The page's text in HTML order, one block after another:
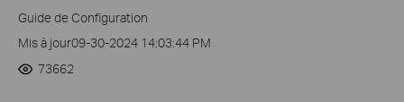
Guide de Configuration
Mis à jour09-30-2024 14:03:44 PM
73662